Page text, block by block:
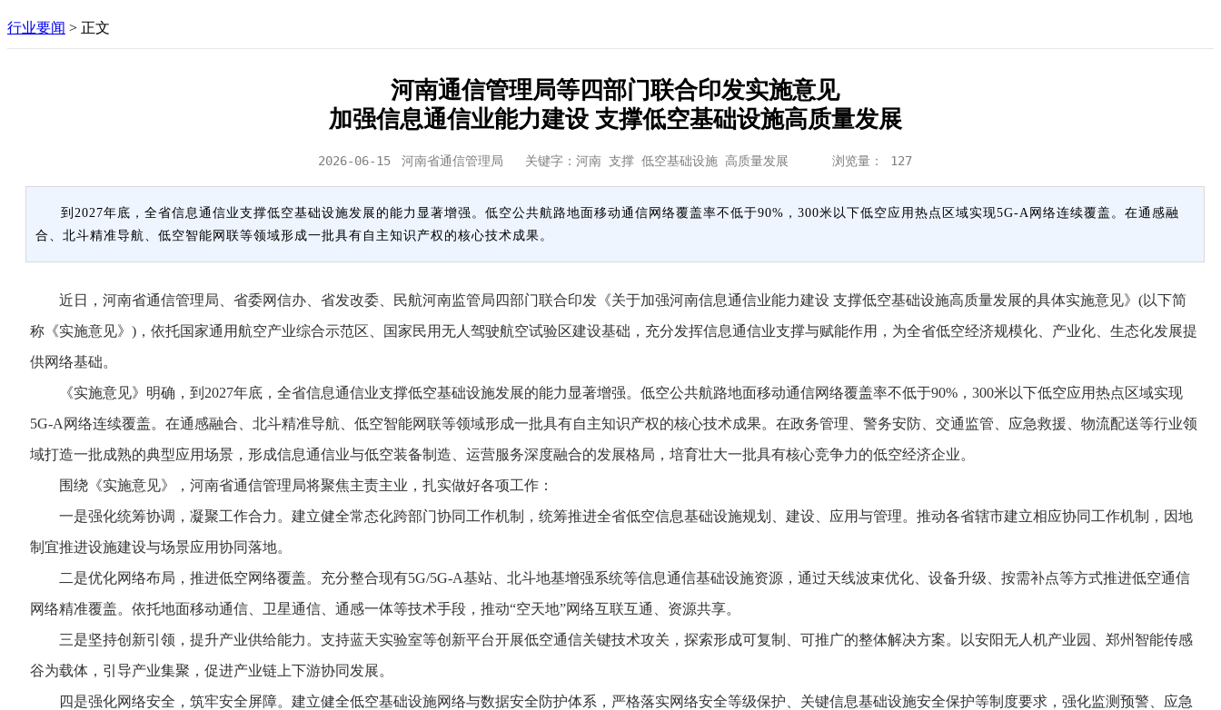
行业要闻 > 正文
河南通信管理局等四部门联合印发实施意见
加强信息通信业能力建设 支撑低空基础设施高质量发展
2026-06-15 河南省通信管理局 关键字：河南 支撑 低空基础设施 高质量发展 浏览量： 127
到2027年底，全省信息通信业支撑低空基础设施发展的能力显著增强。低空公共航路地面移动通信网络覆盖率不低于90%，300米以下低空应用热点区域实现5G-A网络连续覆盖。在通感融
合、北斗精准导航、低空智能网联等领域形成一批具有自主知识产权的核心技术成果。
近日，河南省通信管理局、省委网信办、省发改委、民航河南监管局四部门联合印发《关于加强河南信息通信业能力建设 支撑低空基础设施高质量发展的具体实施意见》(以下简
称《实施意见》)，依托国家通用航空产业综合示范区、国家民用无人驾驶航空试验区建设基础，充分发挥信息通信业支撑与赋能作用，为全省低空经济规模化、产业化、生态化发展提
供网络基础。
《实施意见》明确，到2027年底，全省信息通信业支撑低空基础设施发展的能力显著增强。低空公共航路地面移动通信网络覆盖率不低于90%，300米以下低空应用热点区域实现
5G-A网络连续覆盖。在通感融合、北斗精准导航、低空智能网联等领域形成一批具有自主知识产权的核心技术成果。在政务管理、警务安防、交通监管、应急救援、物流配送等行业领
域打造一批成熟的典型应用场景，形成信息通信业与低空装备制造、运营服务深度融合的发展格局，培育壮大一批具有核心竞争力的低空经济企业。
围绕《实施意见》，河南省通信管理局将聚焦主责主业，扎实做好各项工作：
一是强化统筹协调，凝聚工作合力。建立健全常态化跨部门协同工作机制，统筹推进全省低空信息基础设施规划、建设、应用与管理。推动各省辖市建立相应协同工作机制，因地
制宜推进设施建设与场景应用协同落地。
二是优化网络布局，推进低空网络覆盖。充分整合现有5G/5G-A基站、北斗地基增强系统等信息通信基础设施资源，通过天线波束优化、设备升级、按需补点等方式推进低空通信
网络精准覆盖。依托地面移动通信、卫星通信、通感一体等技术手段，推动“空天地”网络互联互通、资源共享。
三是坚持创新引领，提升产业供给能力。支持蓝天实验室等创新平台开展低空通信关键技术攻关，探索形成可复制、可推广的整体解决方案。以安阳无人机产业园、郑州智能传感
谷为载体，引导产业集聚，促进产业链上下游协同发展。
四是强化网络安全，筑牢安全屏障。建立健全低空基础设施网络与数据安全防护体系，严格落实网络安全等级保护、关键信息基础设施安全保护等制度要求，强化监测预警、应急